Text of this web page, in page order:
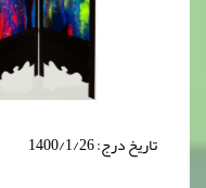
تاریخ درج: 1400/1/26